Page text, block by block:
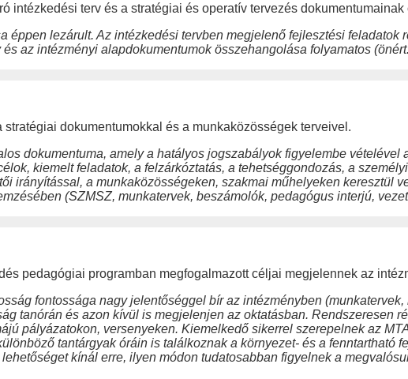
intézkedési terv és a stratégiai és operatív tervezés
éppen lezárult. Az intézkedési tervben megjelenő fejlesztési
az intézményi alapdokumentumok összehangolása folyamatos
dokumentumokkal és a munkaközösségek terveivel.
dokumentuma, amely a hatályos jogszabályok figyelembe
kiemelt feladatok, a felzárkóztatás, a tehetséggondozás, a
irányítással, a munkaközösségeken, szakmai műhelyeken keresztül
(SZMSZ, munkatervek, beszámolók, pedagógus interjú,
pedagógiai programban megfogalmazott céljai megjelennek az
fontossága nagy jelentőséggel bír az intézményben
tanórán és azon kívül is megjelenjen az oktatásban. Rendszeresen
pályázatokon, versenyeken. Kiemelkedő sikerrel szerepelnek az
tantárgyak óráin is találkoznak a környezet- és a
kínál erre, ilyen módon tudatosabban figyelnek a